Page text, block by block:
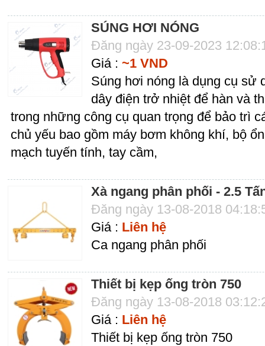
SÚNG HƠI NÓNG
Đăng ngày 23-09-2023
Giá : ~1 VND
Súng hơi nóng là dụng cụ sử
dây điện trở nhiệt để hàn và
trong những công cụ quan trọng để bảo trì
chủ yếu bao gồm máy bơm không khí, bộ
mạch tuyến tính, tay cầm,
Xà ngang phân phối - 2.5
Đăng ngày 13-08-2018
Giá : Liên hệ
Ca ngang phân phối
Thiết bị kẹp ống tròn 750
Đăng ngày 13-08-2018
Giá : Liên hệ
Thiết bị kẹp ống tròn 750